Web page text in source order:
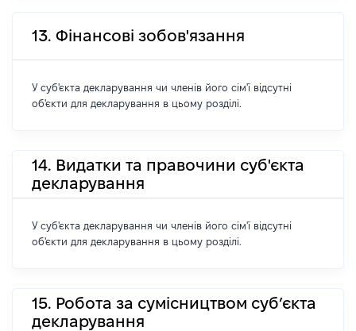
13. Фінансові зобов'язання
У суб'єкта декларування чи членів його сім'ї відсутні
об'єкти для декларування в цьому розділі.
14. Видатки та правочини суб'єкта
декларування
У суб'єкта декларування чи членів його сім'ї відсутні
об'єкти для декларування в цьому розділі.
15. Робота за сумісництвом суб’єкта
декларування